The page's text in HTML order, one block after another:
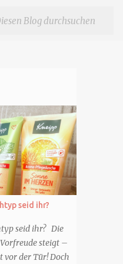
seid ihr?
seid ihr? Die
steigt –
vor der Tür! Doch